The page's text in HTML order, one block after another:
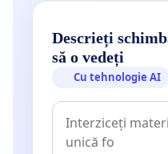
Descrieți
să o vedeți
Cu tehnologie AI